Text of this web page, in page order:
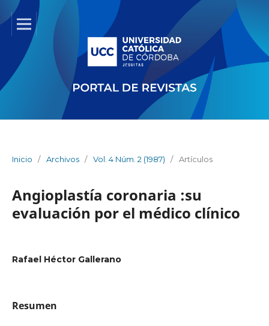
Inicio / Archivos / Vol. 4 Núm. 2 (1987) / Artículos
Angioplastía coronaria :su
evaluación por el médico clínico
Rafael Héctor Gallerano
Resumen